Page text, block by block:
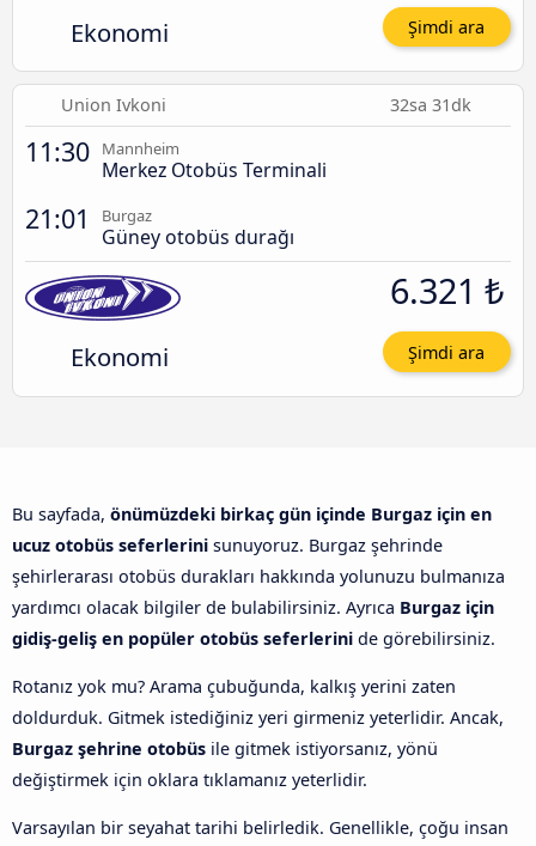
Ekonomi Şimdi ara
Union Ivkoni 32sa 31dk
11:30 Mannheim
Merkez Otobüs Terminali
21:01 Burgaz
Güney otobüs durağı
Ekonomi
6.321 ₺
Şimdi ara
Bu sayfada, önümüzdeki birkaç gün içinde Burgaz için en
ucuz otobüs seferlerini sunuyoruz. Burgaz şehrinde
şehirlerarası otobüs durakları hakkında yolunuzu bulmanıza
yardımcı olacak bilgiler de bulabilirsiniz. Ayrıca Burgaz için
gidiş-geliş en popüler otobüs seferlerini de görebilirsiniz.
Rotanız yok mu? Arama çubuğunda, kalkış yerini zaten
doldurduk. Gitmek istediğiniz yeri girmeniz yeterlidir. Ancak,
Burgaz şehrine otobüs ile gitmek istiyorsanız, yönü
değiştirmek için oklara tıklamanız yeterlidir.
Varsayılan bir seyahat tarihi belirledik. Genellikle, çoğu insan